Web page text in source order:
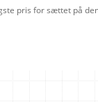
pris for sættet på